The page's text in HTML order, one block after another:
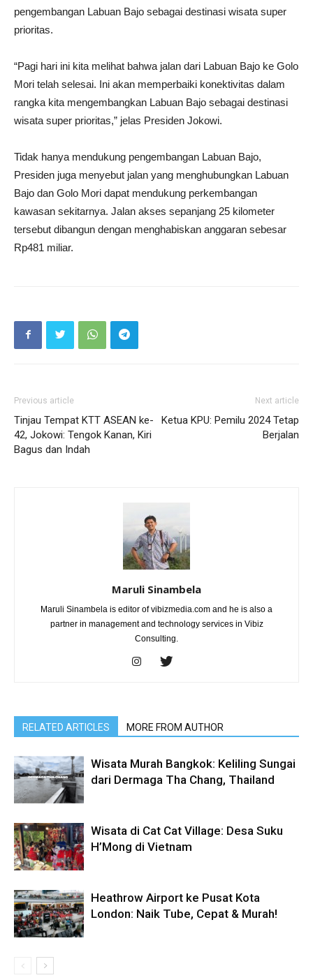
pengembangan Labuan Bajo sebagai destinasi wisata super
prioritas.
“Pagi hari ini kita melihat bahwa jalan dari Labuan Bajo ke Golo
Mori telah selesai. Ini akan memperbaiki konektivitas dalam
rangka kita mengembangkan Labuan Bajo sebagai destinasi
wisata super prioritas,” jelas Presiden Jokowi.
Tidak hanya mendukung pengembangan Labuan Bajo,
Presiden juga menyebut jalan yang menghubungkan Labuan
Bajo dan Golo Mori dapat mendukung perkembangan
kawasan sekitarnya. Jalan akses sepanjang 25 kilometer
tersebut dibangun dengan menghabiskan anggaran sebesar
Rp481 miliar.
Previous article
Tinjau Tempat KTT ASEAN ke-
42, Jokowi: Tengok Kanan, Kiri
Bagus dan Indah
Next article
Ketua KPU: Pemilu 2024 Tetap
Berjalan
Maruli Sinambela
Maruli Sinambela is editor of vibizmedia.com and he is also a
partner in management and technology services in Vibiz
Consulting.
RELATED ARTICLES MORE FROM AUTHOR
Wisata Murah Bangkok: Keliling Sungai
dari Dermaga Tha Chang, Thailand
Wisata di Cat Cat Village: Desa Suku
H’Mong di Vietnam
Heathrow Airport ke Pusat Kota
London: Naik Tube, Cepat & Murah!